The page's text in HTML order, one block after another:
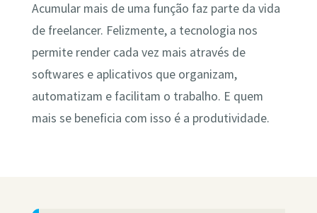
Acumular mais de uma função faz parte da vida
de freelancer. Felizmente, a tecnologia nos
permite render cada vez mais através de
softwares e aplicativos que organizam,
automatizam e facilitam o trabalho. E quem
mais se beneficia com isso é a produtividade.